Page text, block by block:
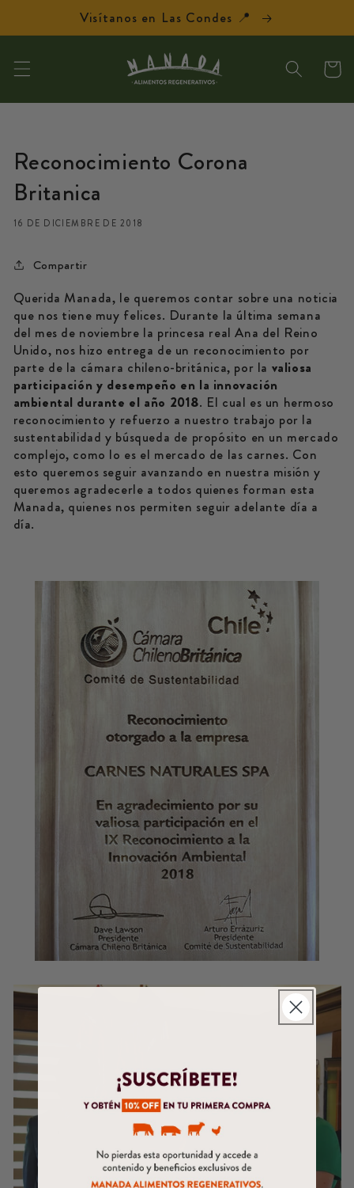
directamente
al contenido
Visítanos en Las Condes 📍
Reconocimiento Corona
Britanica
16 DE DICIEMBRE DE 2018
Compartir
Querida Manada, le queremos contar sobre una noticia
que nos tiene muy felices. Durante la última semana
del mes de noviembre la princesa real Ana del Reino
Unido, nos hizo entrega de un reconocimiento por
parte de la cámara chileno-británica, por la valiosa
participación y desempeño en la innovación
ambiental durante el año 2018. El cual es un hermoso
reconocimiento y refuerzo a nuestro trabajo por la
sustentabilidad y búsqueda de propósito en un mercado
complejo, como lo es el mercado de las carnes. Con
esto queremos seguir avanzando en nuestra misión y
queremos agradecerle a todos quienes forman esta
Manada, quienes nos permiten seguir adelante día a
día.